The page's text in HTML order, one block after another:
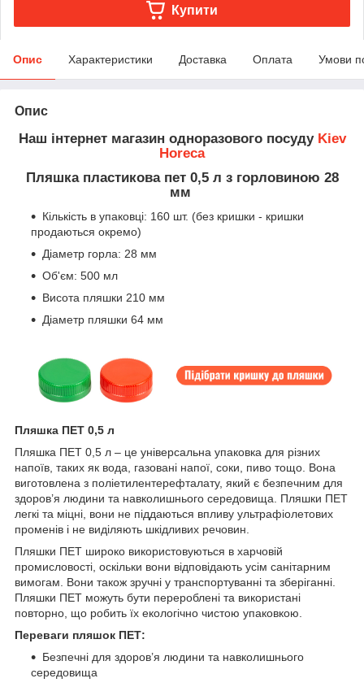
Купити
Опис Характеристики Доставка Оплата Умови
Опис
Наш інтернет магазин одноразового посуду Kiev
Horeca
Пляшка пластикова пет 0,5 л з горловиною 28
мм
Кількість в упаковці: 160 шт. (без кришки - кришки
продаються окремо)
Діаметр горла: 28 мм
Об'єм: 500 мл
Висота пляшки 210 мм
Діаметр пляшки 64 мм
Пляшка ПЕТ 0,5 л
Пляшка ПЕТ 0,5 л – це універсальна упаковка для різних
напоїв, таких як вода, газовані напої, соки, пиво тощо. Вона
виготовлена з поліетилентерефталату, який є безпечним для
здоров’я людини та навколишнього середовища. Пляшки ПЕТ
легкі та міцні, вони не піддаються впливу ультрафіолетових
променів і не виділяють шкідливих речовин.
Пляшки ПЕТ широко використовуються в харчовій
промисловості, оскільки вони відповідають усім санітарним
вимогам. Вони також зручні у транспортуванні та зберіганні.
Пляшки ПЕТ можуть бути перероблені та використані
повторно, що робить їх екологічно чистою упаковкою.
Переваги пляшок ПЕТ:
Безпечні для здоров’я людини та навколишнього
середовища